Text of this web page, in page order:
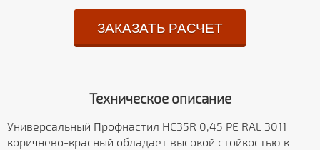
ЗАКАЗАТЬ РАСЧЕТ
Техническое описание
Универсальный Профнастил HC35R 0,45 PE RAL 3011
коричнево-красный обладает высокой стойкостью к